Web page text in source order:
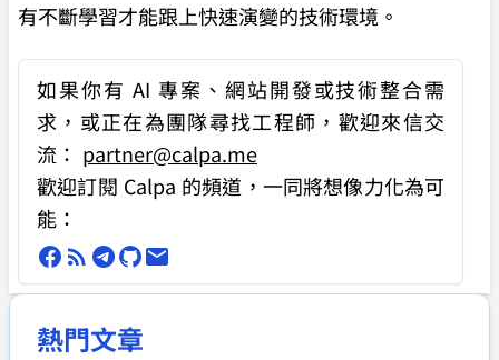
有不斷學習才能跟上快速演變的技術環境。
如果你有AI 專案、網站開發或技術整合需
求 ，或正在為團隊尋找工程師，歡迎來信交
流： partner@calpa.me
歡迎訂閱 Calpa 的頻道，一同將想像力化為可
能：
熱門文章